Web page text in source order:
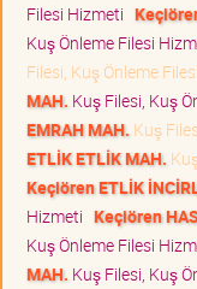
Filesi Hizmeti
Kuş Önleme Filesi
Filesi, Kuş Önleme
MAH. Kuş Filesi, Kuş
EMRAH MAH. Kuş
ETLİK ETLİK MAH.
Keçiören ETLİK
Hizmeti Keçiören
Kuş Önleme Filesi
MAH. Kuş Filesi, Kuş